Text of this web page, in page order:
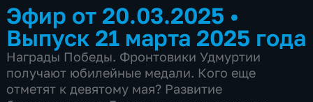
Эфир от 20.03.2025 •
Выпуск 21 марта 2025 года
Награды Победы. Фронтовики Удмуртии
получают юбилейные медали. Кого еще
отметят к девятому мая? Развитие